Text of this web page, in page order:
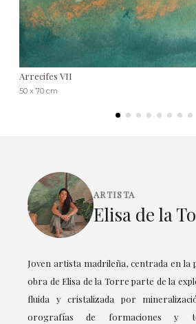
Arrecifes VII
50 x 70 cm
ARTISTA
Elisa de la
Joven artista madrileña, centrada en la
obra de Elisa de la Torre parte de la
fluida y cristalizada por
orografías de formaciones y